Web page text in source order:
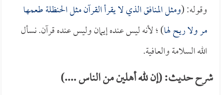
وقوله: (ومثل المنافق الذي لا يقرأ القرآن مثل الحنظلة طعمها
مر ولا ريح لها) ؛ لأنه ليس عنده إيمان وليس عنده قرآن. نسأل
الله السلامة والعافية.
شرح حديث: (إن لله أهلين من الناس ....)